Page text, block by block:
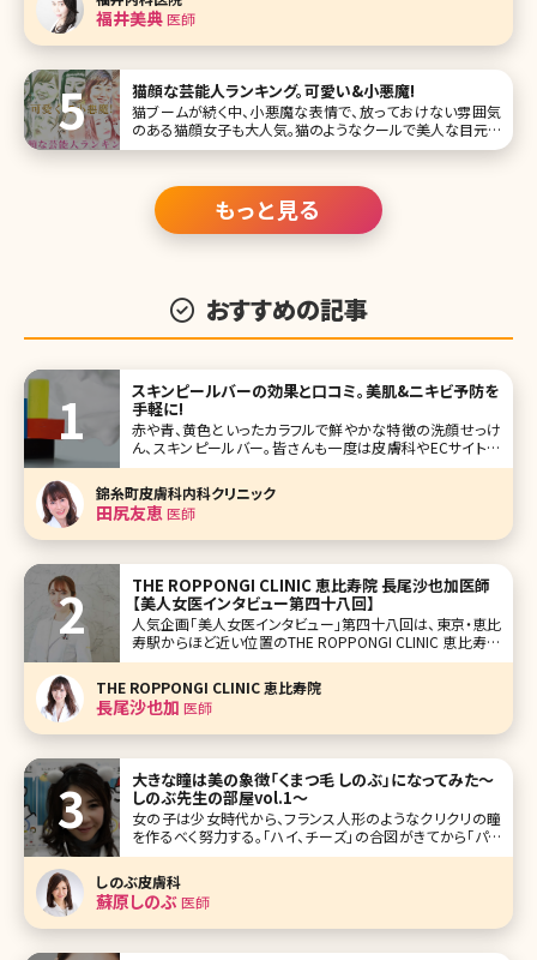
医療のひげ脱毛は、メンズ美容の第一歩として男性にして頂
きたい美
福井美典医師
猫顔な芸能人ランキング。可愛い&小悪魔!
猫ブームが続く中、小悪魔な表情で、放っておけない雰囲気
のある猫顔女子も大人気。猫のようなクールで美人な目元を
つくるためにメイク方法を変える女性がいるほど!美女揃い
顔の芸能人をランキング形式にしてご紹介します。 第1位 柴
咲コウ
もっと見る
おすすめの記事
スキンピールバーの効果と口コミ。美肌&ニキビ予防を
手軽に!
赤や青、黄色といったカラフルで鮮やかな特徴の洗顔せっけ
ん、スキンピールバー。皆さんも一度は皮膚科やECサイトな
どで見かけたことがあるのではないでしょうか。ピーリング効
果のあるせっけんで、洗顔感覚でピーリングできるというア
イテムです。興
錦糸町皮膚科内科クリニック
田尻友恵医師
THE ROPPONGI CLINIC 恵比寿院 長尾沙也加医師
【美人女医インタビュー第四十八回】
人気企画「美人女医インタビュー」第四十八回は、東京・恵比
寿駅からほど近い位置のTHE ROPPONGI CLINIC 恵比寿院
の長尾沙也加（ながおさやか）先生です。 エイジングケア全
般、特にヒアルロン酸注入を得意とする長尾先生はミセスジ
ャパン全国大会優勝など美を競うコンテストでの実績も持ち
合わ
THE ROPPONGI CLINIC 恵比寿院
長尾沙也加 医師
大きな瞳は美の象徴「くまつ毛 しのぶ」になってみた〜
しのぶ先生の部屋vol.1〜
女の子は少女時代から、フランス人形のようなクリクリの瞳
を作るべく努力する。「ハイ、チーズ」の合図がきてから「パチ
リ」とシャッターの音が切れるまで、眉毛を釣り上げ、目を見
開く。 これが老化のはじまりなのだ。 ひたいにシワを作り続
けている。オリ刻ませたシワは目を開かなくてもしっかりとそ
こに
しのぶ皮膚科
蘇原しのぶ医師